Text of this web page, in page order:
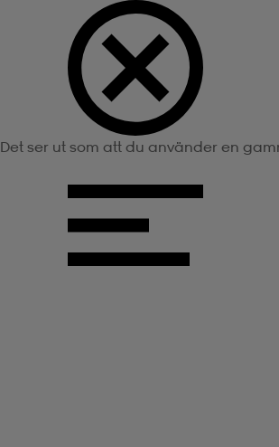
Det ser ut som att du använder en